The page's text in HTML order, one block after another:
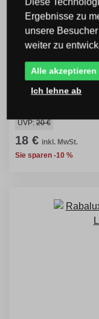
Rabalux 3074
| 1560lm |
UVP:20 €
18 € inkl. MwSt.
Sie sparen -10 %
Ergebnisse zu
unsere
weiter zu
Alle akzeptieren
Ich lehne ab